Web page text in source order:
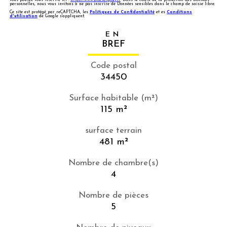
personnelles, nous vous invitons à ne pas inscrire de Données sensibles dans le champ de saisie libre.
Ce site est protégé par reCAPTCHA, les
Politiques de Confidentialité et es Conditions
d'utilisation de Google s'appliquent.
EN
BREF
Code postal
34450
Surface habitable (m²)
115 m²
surface terrain
481 m²
Nombre de chambre(s)
4
Nombre de pièces
5